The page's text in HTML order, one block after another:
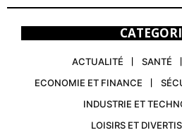
ACTUALITÉ SANTÉ
ECONOMIE ET FINANCE
INDUSTRIE ET
LOISIRS ET